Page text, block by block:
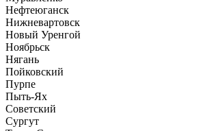
Нефтеюганск
Нижневартовск
Новый Уренгой
Ноябрьск
Нягань
Пойковский
Пурпе
Пыть-Ях
Советский
Сургут